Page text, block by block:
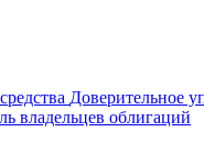
Доверительное
владельцев облигаций